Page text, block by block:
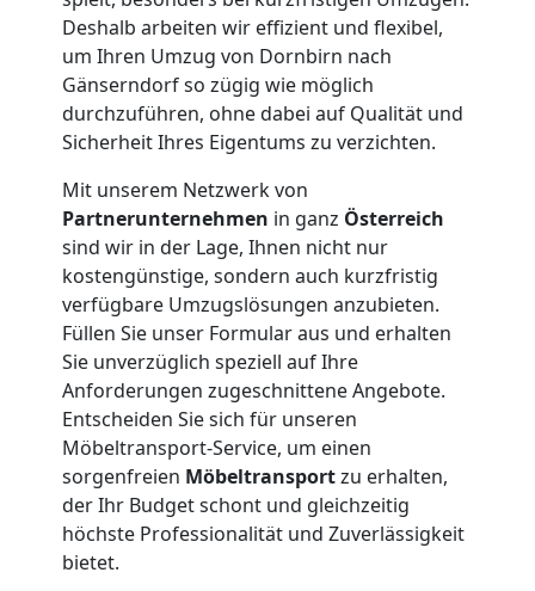
Deshalb arbeiten wir effizient und flexibel,
um Ihren Umzug von Dornbirn nach
Gänserndorf so zügig wie möglich
durchzuführen, ohne dabei auf Qualität und
Sicherheit Ihres Eigentums zu verzichten.
Mit unserem Netzwerk von
Partnerunternehmen in ganz Österreich
sind wir in der Lage, Ihnen nicht nur
kostengünstige, sondern auch kurzfristig
verfügbare Umzugslösungen anzubieten.
Füllen Sie unser Formular aus und erhalten
Sie unverzüglich speziell auf Ihre
Anforderungen zugeschnittene Angebote.
Entscheiden Sie sich für unseren
Möbeltransport-Service, um einen
sorgenfreien Möbeltransportzu erhalten,
der Ihr Budget schont und gleichzeitig
höchste Professionalität und Zuverlässigkeit
bietet.
Möbeltransport
National
Möbeltransport
International
Beiladung
National
Beiladung
International